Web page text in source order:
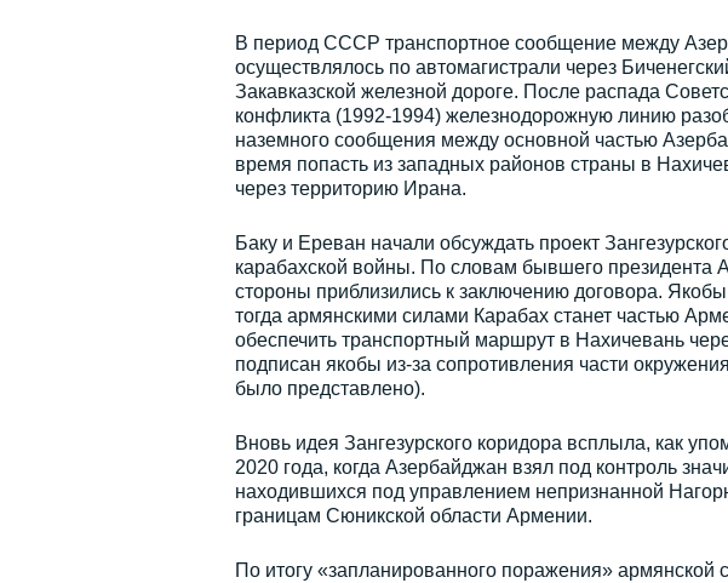
В период СССР транспортное сообщение между
осуществлялось по автомагистрали через
Закавказской железной дороге. После распада
конфликта (1992-1994) железнодорожную линию
наземного сообщения между основной частью
время попасть из западных районов страны в
через территорию Ирана.
Баку и Ереван начали обсуждать проект
карабахской войны. По словам бывшего президента
стороны приблизились к заключению договора.
тогда армянскими силами Карабах станет частью
обеспечить транспортный маршрут в Нахичевань
подписан якобы из-за сопротивления части
было представлено).
Вновь идея Зангезурского коридора всплыла, как
2020 года, когда Азербайджан взял под контроль
находившихся под управлением непризнанной
границам Сюникской области Армении.
По итогу «запланированного поражения»